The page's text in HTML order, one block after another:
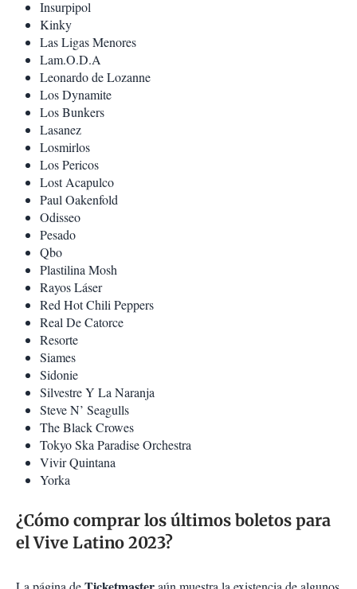
Insurpipol
Kinky
Las Ligas Menores
Lam.O.D.A
Leonardo de Lozanne
Los Dynamite
Los Bunkers
Lasanez
Losmirlos
Los Pericos
Lost Acapulco
Paul Oakenfold
Odisseo
Pesado
Qbo
Plastilina Mosh
Rayos Láser
Red Hot Chili Peppers
Real De Catorce
Resorte
Siames
Sidonie
Silvestre Y La Naranja
Steve N’ Seagulls
The Black Crowes
Tokyo Ska Paradise Orchestra
Vivir Quintana
Yorka
¿Cómo comprar los últimos boletos para
el Vive Latino 2023?